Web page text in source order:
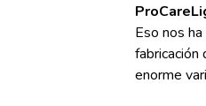
Eso nos
fabricación
enorme